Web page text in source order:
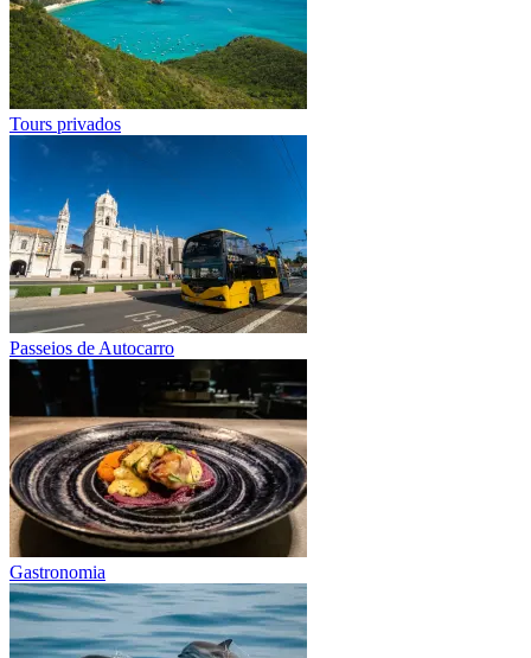
Tours privados
Passeios de Autocarro
Gastronomia